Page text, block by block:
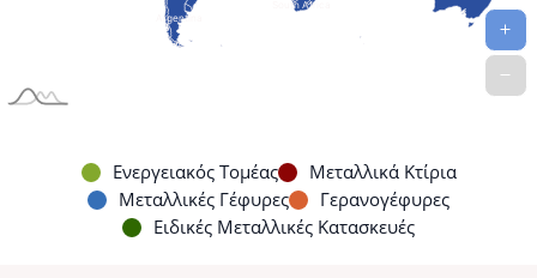
Μεταφορά
Σε απόσταση μόνο 15 χλμ
από το λιμάνι της Πάτρας,
Ενεργειακός Τομέας
Μεταλλικά Κτίρια
Μεταλλικές Γέφυρες
Γερανογέφυρες
Ειδικές Μεταλλικές Κατασκευές